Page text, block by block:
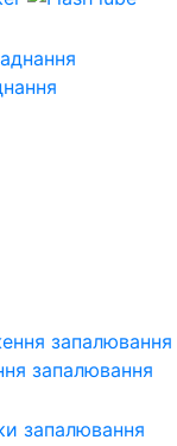
запалювання
запалювання